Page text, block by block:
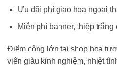
Ưu đãi phí giao hoa ngoại
Miễn phí banner, thiệp
Điểm cộng lớn tại shop hoa
viên giàu kinh nghiệm, nhiệt